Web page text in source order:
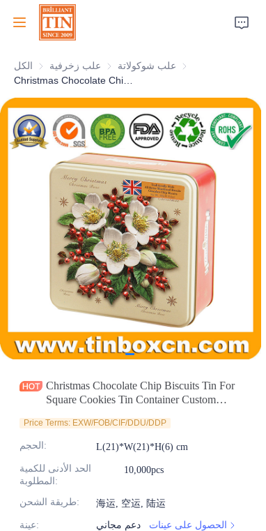
الكل علب زخرفية علب زخرفية
علب شوكولاتة علب شوكولاتة
Christmas Chocolate Chip Biscuits Tin For
Square Cookies Tin Container Custom
Price Terms: EXW/FOB/CIF/DDU/DDP
الحجم : L(21)*W(21)*H(6) cm
الحد الأدنى للكمية
المطلوبة :
10,000pcs
طريقة الشحن: 海运, 空运, 陆运
عينة: دعم مجاني
الحصول على عينات
الرئيسية
الشركة
المنتجات
خدمات العملاء
معارض تجارية 2026
الشهادات
الاستدامة
الأخبار